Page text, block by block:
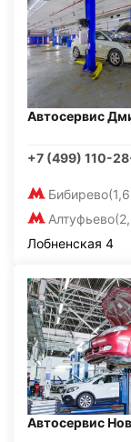
Автосервис
+7 (499) 110-
Бибирево
Алтуфьево
Лобненская 4
Автосервис